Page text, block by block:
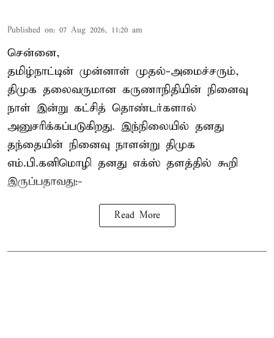
Published on: 07 Aug 2026, 11:20 am
சென்னை,
தமிழ்நாட்டின் முன்னாள் முதல்-அமைச்சரும்,
திமுக தலைவருமான கருணாநிதியின் நினைவு
நாள் இன்று கட்சித் தொண்டர்களால்
அனுசரிக்கப்படுகிறது. இந்நிலையில் தனது
தந்தையின் நினைவு நாளன்று திமுக
எம்.பி.கனிமொழி தனது எக்ஸ் தளத்தில் கூறி
இருப்பதாவது:-
Read More